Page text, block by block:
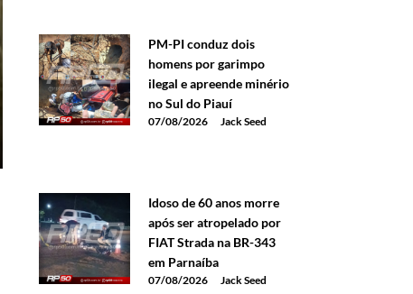
PM-PI conduz dois
homens por garimpo
ilegal e apreende minério
no Sul do Piauí
07/08/2026 Jack Seed
Idoso de 60 anos morre
após ser atropelado por
FIAT Strada na BR-343
em Parnaíba
07/08/2026 Jack Seed